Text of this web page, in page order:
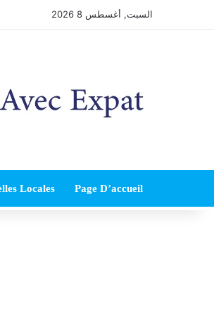
السبت, أغسطس 8 2026
Page D’accueil
Locales